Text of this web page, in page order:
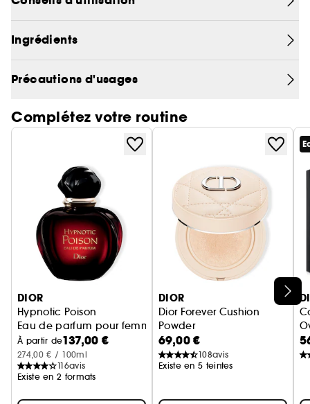
Ingrédients
Précautions d'usages
Complétez votre routine
Ignorer le carrousel produits
DIOR
Hypnotic Poison
Eau de parfum pour femme - Notes orientales & vanillées
À partir de137,00 €
274,00 € / 100ml
116avis
Existe en 2 formats
DIOR
Dior Forever Cushion
Powder
Poudre libre teint - Perfection
69,00 €
108avis
Existe en 5 teintes